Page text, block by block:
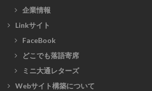
企業情報
Linkサイト
FaceBook
どこでも落語寄席
ミニ大通レターズ
Webサイト構築について